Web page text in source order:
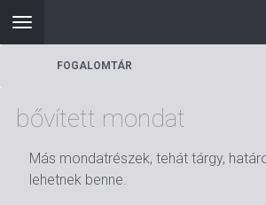
Toggle
navigation
FOGALOMTÁR
bővített mondat
Más mondatrészek, tehát tárgy,
lehetnek benne.